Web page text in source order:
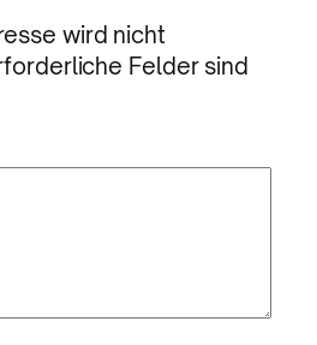
wird nicht
Felder sind